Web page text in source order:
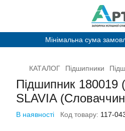
Мінімальна сума
КАТАЛОГ Підшипники
Підшипник 180019
SLAVIA
В наявності Код товару: 117-